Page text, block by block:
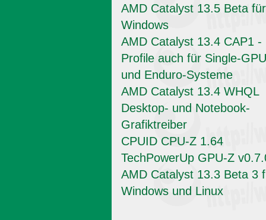
AMD Catalyst 13.5 Beta für
Windows
AMD Catalyst 13.4 CAP1 -
Profile auch für Single-
und Enduro-Systeme
AMD Catalyst 13.4 WHQL
Desktop- und Notebook-
Grafiktreiber
CPUID CPU-Z 1.64
TechPowerUp GPU-Z
AMD Catalyst 13.3 Beta 3
Windows und Linux